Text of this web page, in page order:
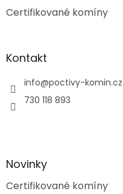
Certifikované komíny
Kontakt
info@poctivy-komin.cz
730 118 893
Novinky
Certifikované komíny